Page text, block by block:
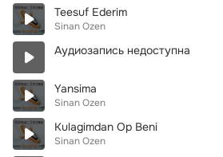
Teesuf Ederim
Sinan Ozen
Аудиозапись недоступна
Yansima
Sinan Ozen
Kulagimdan Op Beni
Sinan Ozen